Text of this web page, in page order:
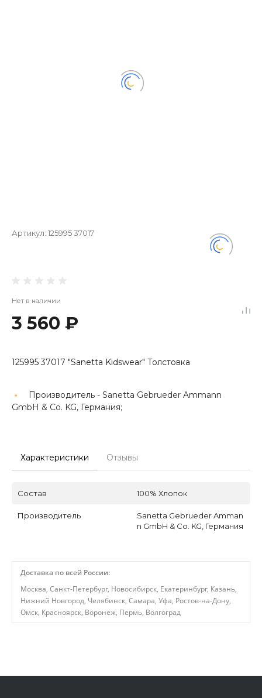
Артикул: 125995 37017
Нет в наличии
3 560 ₽
125995 37017 "Sanetta Kidswear" Толстовка
Производитель - Sanetta Gebrueder Ammann
GmbH & Co. KG, Германия;
Характеристики Отзывы
Состав 100% Хлопок
Производитель
Sanetta Gebrueder Amman
n GmbH & Co. KG, Германия
Доставка по всей России:
Москва, Санкт-Петербург, Новосибирск, Екатеринбург, Казань,
Нижний Новгород, Челябинск, Самара, Уфа, Ростов-на-Дону,
Омск, Красноярск, Воронеж, Пермь, Волгоград